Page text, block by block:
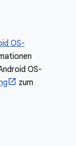
OS-
OS-
zum